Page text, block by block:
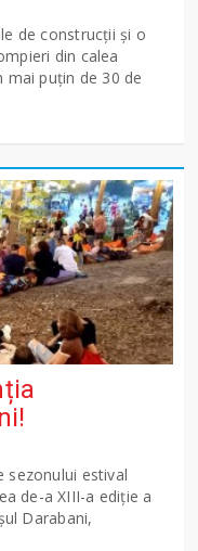
de construcții și o
din calea
mai puțin de 30 de
sezonului estival
de-a XIII-a ediție a
Darabani,